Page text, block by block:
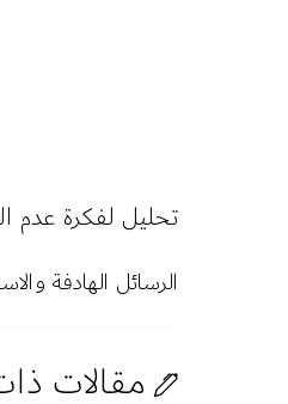
تحليل لفكرة عدم
الرسائل الهادفة
مقالات